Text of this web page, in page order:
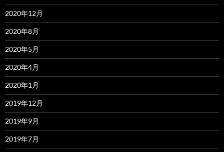
2020年12月
2020年8月
2020年5月
2020年4月
2020年1月
2019年12月
2019年9月
2019年7月